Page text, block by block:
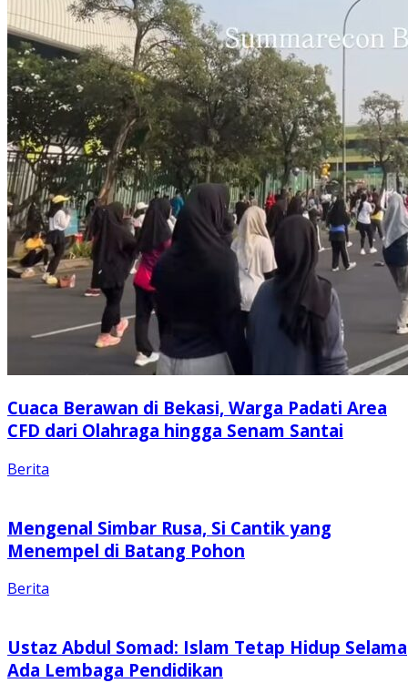
Cuaca Berawan di Bekasi, Warga Padati Area
CFD dari Olahraga hingga Senam Santai
Berita
Mengenal Simbar Rusa, Si Cantik yang
Menempel di Batang Pohon
Berita
Ustaz Abdul Somad: Islam Tetap Hidup Selama
Ada Lembaga Pendidikan